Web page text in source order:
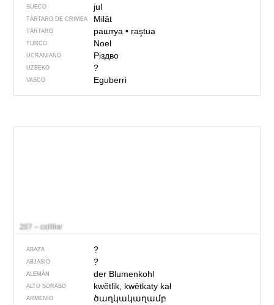
SUECO jul
TÁRTARO DE CRIMEA Milât
TÁRTARO раштуа• raştua
TURCO Noel
UCRANIANO Різдво
UZBEKO ?
VASCO Eguberri
207 – coliflor
ABAZA ?
ABJASIO ?
ALEMÁN der Blumenkohl
ALTO SORABO kwětlik, kwětkaty kał
ARMENIO ծաղկակաղամբ